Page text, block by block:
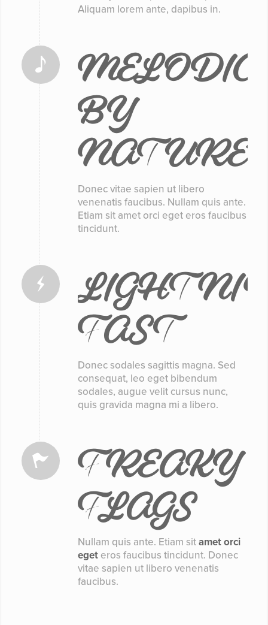
Aliquam lorem ante, dapibus in.
BY
NATURE
Donec vitae sapien ut libero
venenatis faucibus. Nullam quis ante.
Etiam sit amet orci eget eros faucibus
tincidunt.
FAST
Donec sodales sagittis magna. Sed
consequat, leo eget bibendum
sodales, augue velit cursus nunc,
quis gravida magna mi a libero.
FREAKY
FLAGS
Nullam quis ante. Etiam sitamet orci
egeteros faucibus tincidunt. Donec
vitae sapien ut libero venenatis
faucibus.